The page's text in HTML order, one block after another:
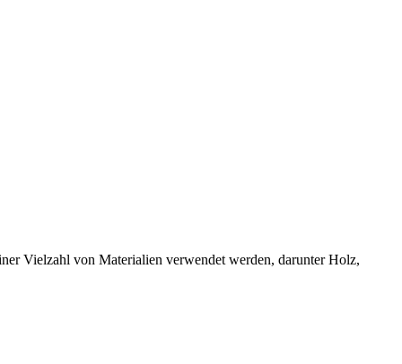
Vielzahl von Materialien verwendet werden, darunter Holz,